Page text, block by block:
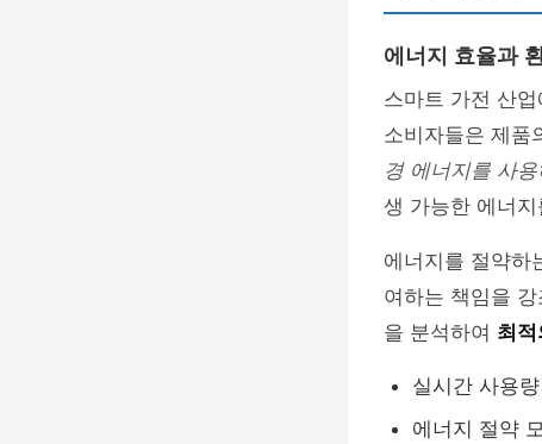
에너지 효율과
스마트 가전 산
소비자들은 제품
경 에너지를 사
생 가능한 에너
에너지를 절약하
여하는 책임을
을 분석하여 최
실시간 사용
에너지 절약